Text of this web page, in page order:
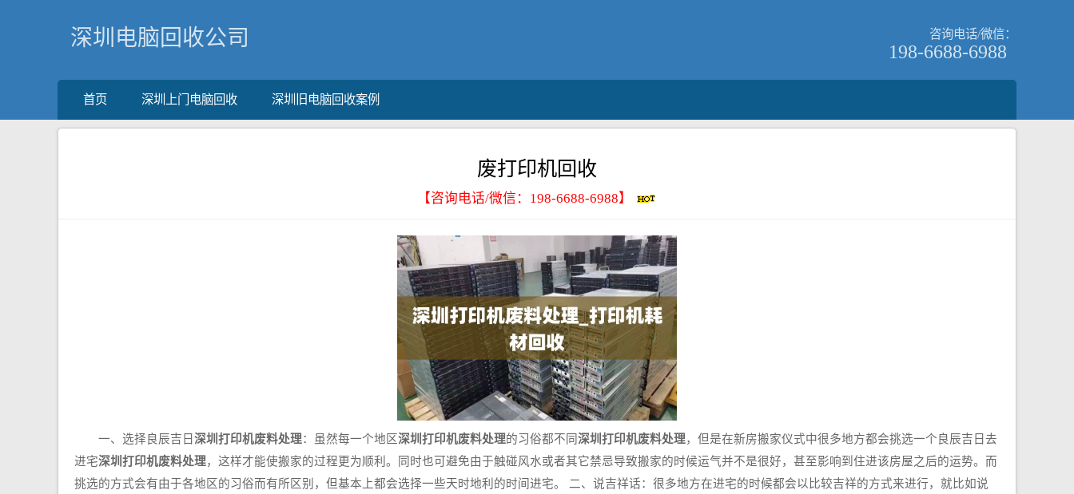
深圳电脑回收公司 咨询电话/微信：
198-6688-6988
首页 深圳上门电脑回收 深圳旧电脑回收案例
废打印机回收
【咨询电话/微信： 198-6688-6988】
一、选择良辰吉日 深圳打印机废料处理：虽然每一个地区深圳打印机废料处理的习俗都不同 深圳打印机废料处理，但是在新房搬家仪式中很多地方都会挑选一个良辰吉日去
进宅深圳打印机废料处理，这样才能使搬家的过程更为顺利。同时也可避免由于触碰风水或者其它禁忌导致搬家的时候运气并不是很好，甚至影响到住进该房屋之后的运势。而
挑选的方式会有由于各地区的习俗而有所区别，但基本上都会选择一些天时地利的时间进宅。 二、说吉祥话：很多地方在进宅的时候都会以比较吉祥的方式来进行，就比如说